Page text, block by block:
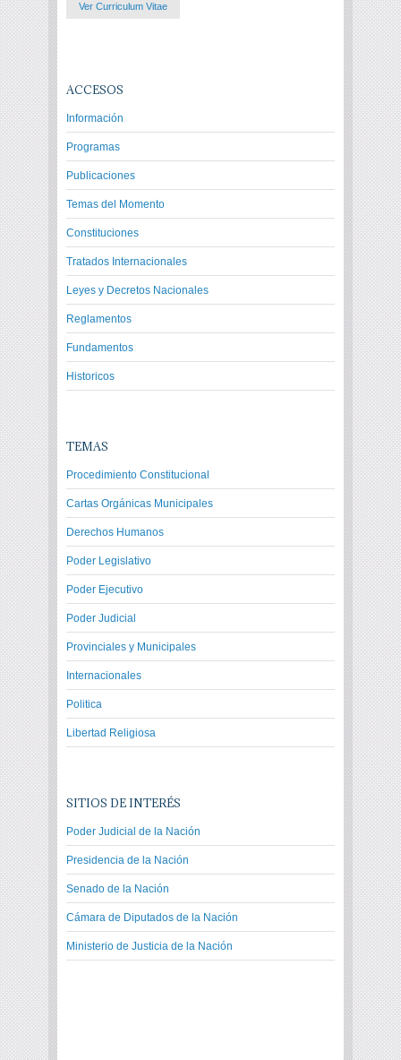
Ver Curriculum Vitae
ACCESOS
Información
Programas
Publicaciones
Temas del Momento
Constituciones
Tratados Internacionales
Leyes y Decretos Nacionales
Reglamentos
Fundamentos
Historicos
TEMAS
Procedimiento Constitucional
Cartas Orgánicas Municipales
Derechos Humanos
Poder Legislativo
Poder Ejecutivo
Poder Judicial
Provinciales y Municipales
Internacionales
Politica
Libertad Religiosa
SITIOS DE INTERÉS
Poder Judicial de la Nación
Presidencia de la Nación
Senado de la Nación
Cámara de Diputados de la Nación
Ministerio de Justicia de la Nación